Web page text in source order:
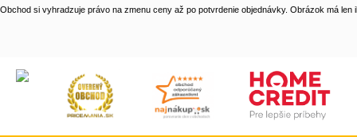
Obchod si vyhradzuje právo na zmenu ceny až po potvrdenie objednávky. Obrázok má len